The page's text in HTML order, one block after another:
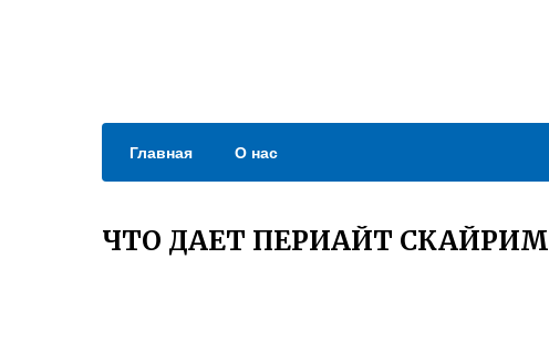
Главная О нас
ЧТО ДАЕТ ПЕРИАЙТ СКАЙРИМ